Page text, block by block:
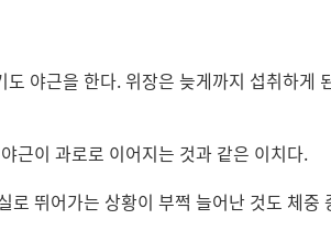
야근을 한다. 위장은 늦게까지 섭취하게
근이 과로로 이어지는 것과 같은 이치다.
뛰어가는 상황이 부쩍 늘어난 것도 체중